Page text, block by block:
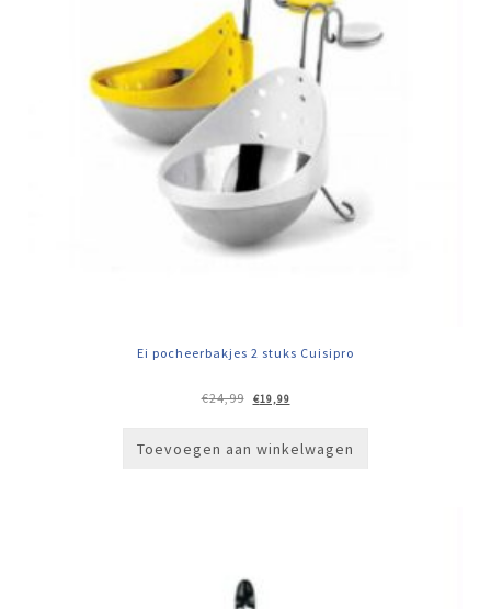
Ei pocheerbakjes 2 stuks Cuisipro
€24,99
Oorspronkelijke
prijs
€19,99Huidige
prijs
Toevoegen aan winkelwagen